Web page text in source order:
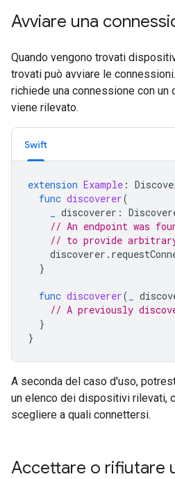
Avviare una
Quando vengono trovati
trovati può avviare le
richiede una connessione con
viene rilevato.
Swift
extension Example :
func discoverer(
discoverer :
// An endpoint was
// to provide
discoverer .
}
func discoverer(
// A previously
}
}
A seconda del caso d'uso,
un elenco dei dispositivi rilevati,
scegliere a quali connettersi.
Accettare o rifiutare